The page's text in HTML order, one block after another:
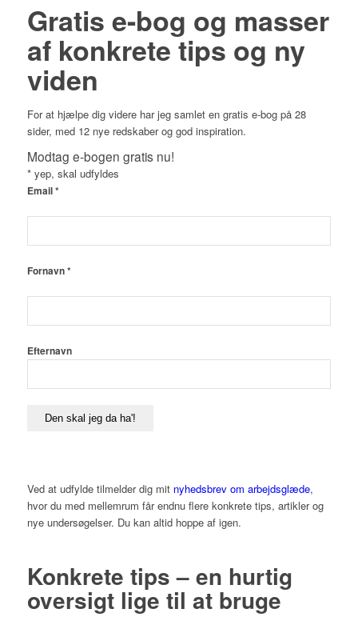
Gratis e-bog og masser
af konkrete tips og ny
viden
For at hjælpe dig videre har jeg samlet en gratis e-bog på 28
sider, med 12 nye redskaber og god inspiration.
Modtag e-bogen gratis nu!
* yep, skal udfyldes
Email*
Fornavn*
Efternavn
Ved at udfylde tilmelder dig mit nyhedsbrev om arbejdsglæde,
hvor du med mellemrum får endnu flere konkrete tips, artikler og
nye undersøgelser. Du kan altid hoppe af igen.
Konkrete tips – en hurtig
oversigt lige til at bruge